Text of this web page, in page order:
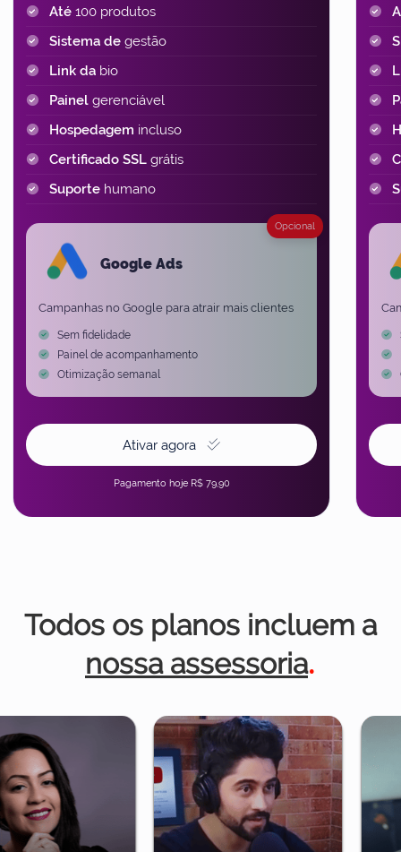
Até100 produtos
Sistema degestão
Link da bio
Painel gerenciável
Hospedagem incluso
Certificado SSL grátis
Suporte humano
Opcional
Google Ads
Campanhas no Google para atrair mais clientes
Sem fidelidade
Painel de acompanhamento
Otimização semanal
Ativar agora
Pagamento hoje R$ 79,90
Todos os planos incluem a
nossa assessoria.